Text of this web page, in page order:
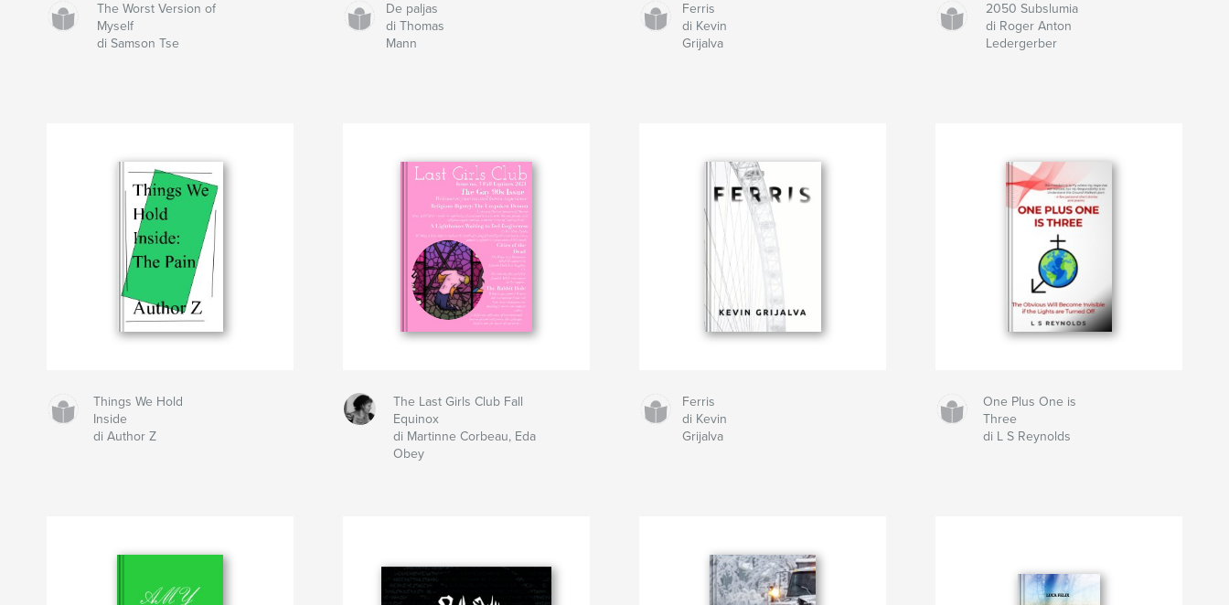
The Worst Version of
Myself
di Samson Tse
De paljas
di Thomas
Mann
Ferris
di Kevin
Grijalva
2050 Subslumia
di Roger Anton
Ledergerber
Things We Hold
Inside
di Author Z
The Last Girls Club Fall
Equinox
di Martinne Corbeau, Eda
Obey
Ferris
di Kevin
Grijalva
One Plus One is
Three
di L S Reynolds